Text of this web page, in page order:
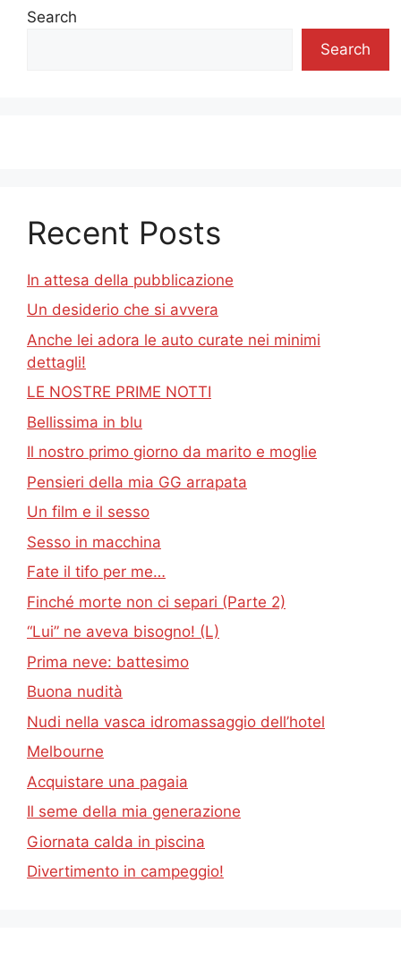
Search
Search
Recent Posts
In attesa della pubblicazione
Un desiderio che si avvera
Anche lei adora le auto curate nei minimi
dettagli!
LE NOSTRE PRIME NOTTI
Bellissima in blu
Il nostro primo giorno da marito e moglie
Pensieri della mia GG arrapata
Un film e il sesso
Sesso in macchina
Fate il tifo per me…
Finché morte non ci separi (Parte 2)
“Lui” ne aveva bisogno! (L)
Prima neve: battesimo
Buona nudità
Nudi nella vasca idromassaggio dell’hotel
Melbourne
Acquistare una pagaia
Il seme della mia generazione
Giornata calda in piscina
Divertimento in campeggio!